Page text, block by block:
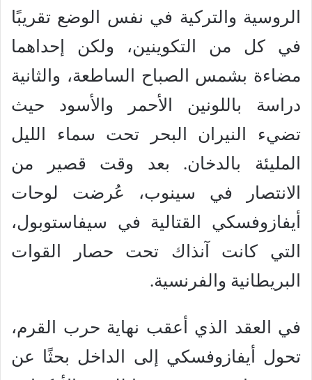
الروسية والتركية في نفس الوضع تقريبًا
في كل من التكوينين، ولكن إحداهما
مضاءة بشمس الصباح الساطعة، والثانية
دراسة باللونين الأحمر والأسود حيث
تضيء النيران البحر تحت سماء الليل
المليئة بالدخان. بعد وقت قصير من
الانتصار في سينوب، عُرضت لوحات
أيفازوفسكي القتالية في سيفاستوبول،
التي كانت آنذاك تحت حصار القوات
البريطانية والفرنسية.
في العقد الذي أعقب نهاية حرب القرم،
تحول أيفازوفسكي إلى الداخل بحثًا عن